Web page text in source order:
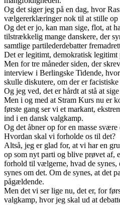
Og det siger jeg på en dag, hvor
vælgererklæringer nok til at stille op
Og det er jo, kan man sige, flot, at
tilstrækkelig mange danskere, der
samtlige partilederdebatter
Det er legitimt, demokratisk legitimt
Men for tre måneder siden, der
interview i Berlingske Tidende,
skulle diskutere, om der er
Og jeg ved, det er hårdt at stå at sige
Men i og med at Stram Kurs nu er
første gang ser vi et markant,
ind i en dansk valgkamp.
Og det åbner op for en masse
Hvordan skal vi forholde os til det?
Altså, jeg er glad for, at vi har en
op som nyt parti og blive prøvet af,
forhold til vælgerne, hvad de synes,
synes om det. Om de synes, at det
pågældende.
Men det vi ser lige nu, det er, for
valgkamp, hvor jeg skal ud at